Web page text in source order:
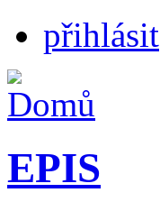
přihlásit
EPIS